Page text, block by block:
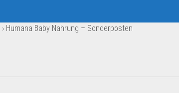
› Humana Baby Nahrung – Sonderposten